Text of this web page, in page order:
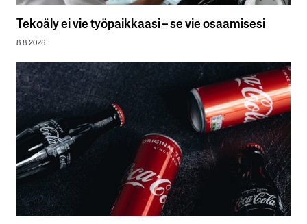
Tekoäly ei vie työpaikkaasi – se vie osaamisesi
8.8.2026